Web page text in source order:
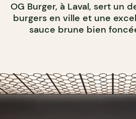
OG Burger, à Laval, sert un
burgers en ville et une
sauce brune bien